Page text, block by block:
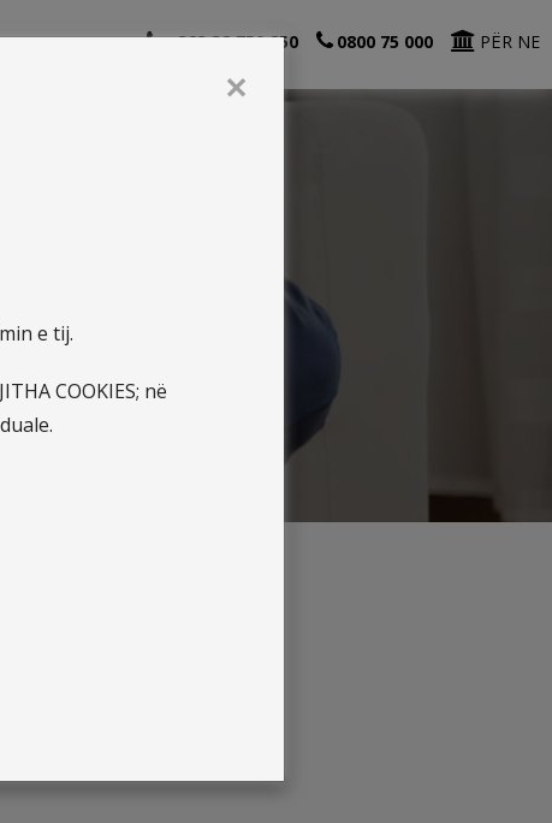
+383 38 750 850 0800 75 000 PËR NE
✕
e tij.
COOKIES; në